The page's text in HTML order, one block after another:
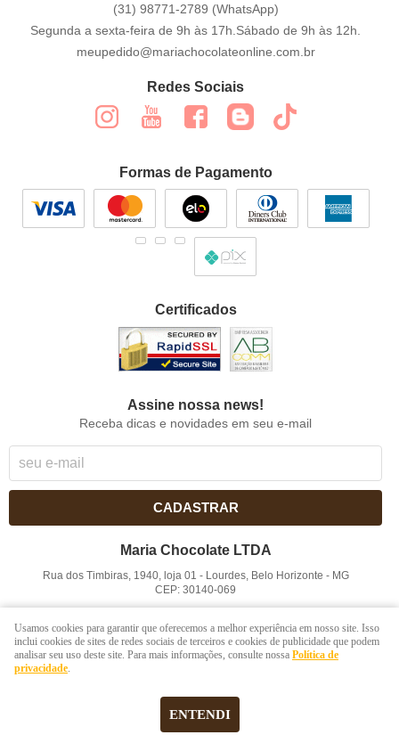
(31) 98771-2789 (WhatsApp)
Segunda a sexta-feira de 9h às 17h.Sábado de 9h às 12h.
meupedido@mariachocolateonline.com.br
Redes Sociais
Formas de Pagamento
Certificados
Assine nossa news!
Receba dicas e novidades em seu e-mail
CADASTRAR
Maria Chocolate LTDA
Rua dos Timbiras, 1940, loja 01 - Lourdes, Belo Horizonte - MG
CEP: 30140-069
LOJA VIRTUAL CRIADA POR
Usamos cookies para garantir que oferecemos a melhor experiência em nosso site. Isso
inclui cookies de sites de redes sociais de terceiros e cookies de publicidade que podem
analisar seu uso deste site. Para mais informações, consulte nossa Política de
privacidade.
ENTENDI